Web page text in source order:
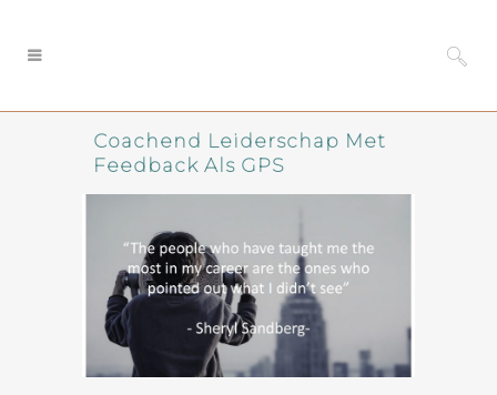
Coachend Leiderschap Met
Feedback Als GPS